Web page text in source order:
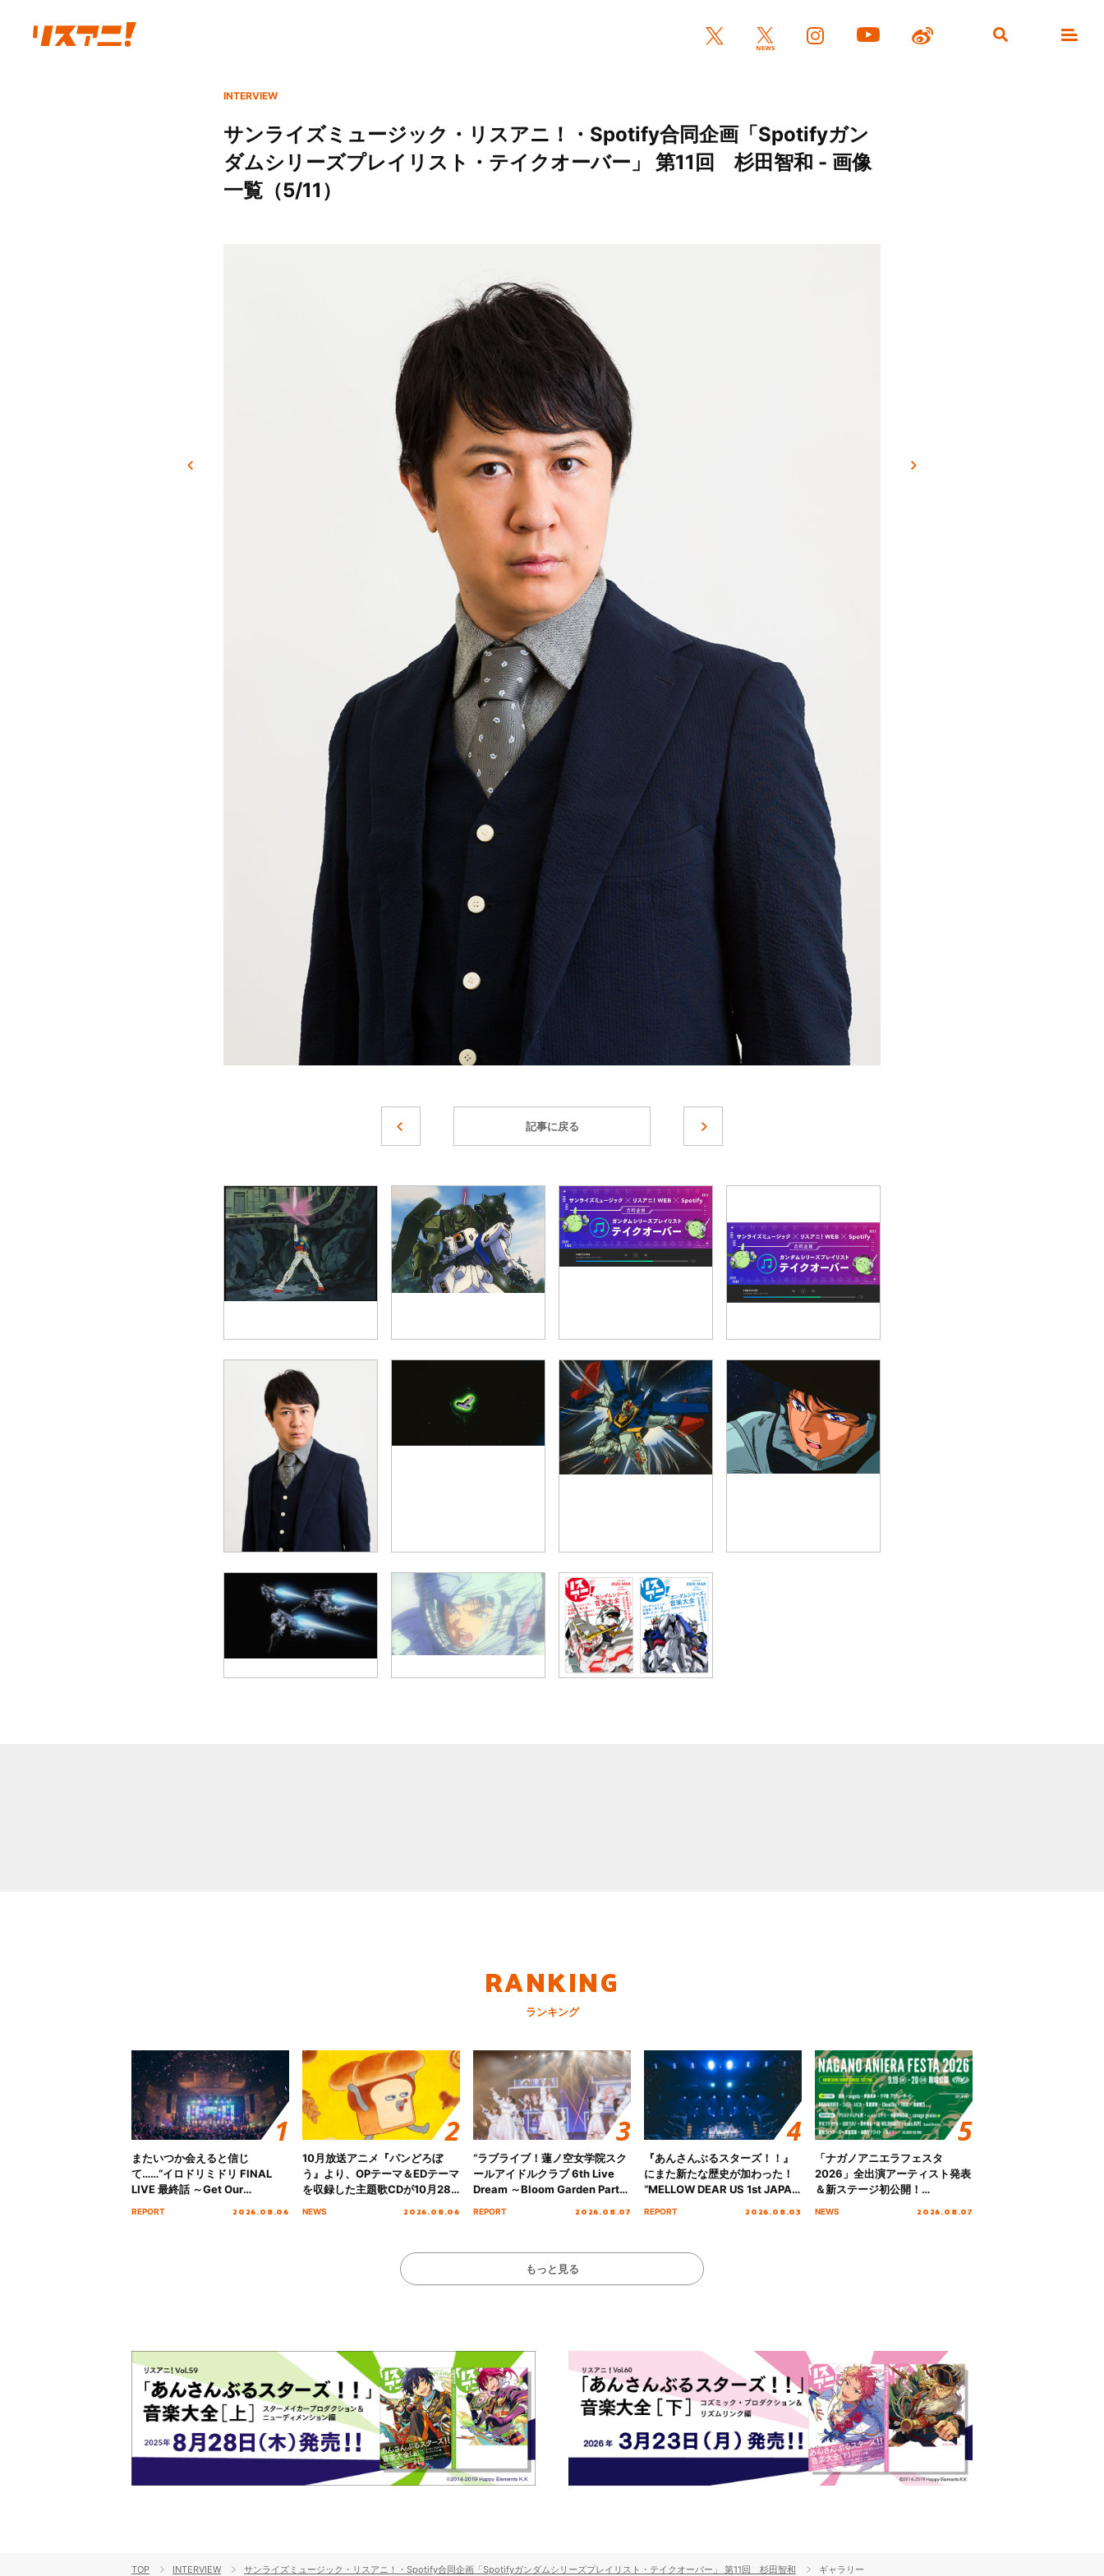
INTERVIEW
サンライズミュージック・リスアニ！・Spotify合同企画「Spotifyガン
ダムシリーズプレイリスト・テイクオーバー」 第11回 杉田智和 - 画像
一覧（5/11）
記事に戻る
RANKING
ランキング
またいつか会えると信じ
て……“イロドリミドリ FINAL
LIVE 最終話 ～Get Our
REPORT 2026.08.06
10月放送アニメ『パンどろぼ
う』より、OPテーマ＆EDテーマ
を収録した主題歌CDが10月28
NEWS 2026.08.06
“ラブライブ！蓮ノ空女学院スク
ールアイドルクラブ 6th Live
Dream ～Bloom Garden Party
REPORT 2026.08.07
『あんさんぶるスターズ！！』
にまた新たな歴史が加わった！
“MELLOW DEAR US 1st JAPAN
!!」Dear 横浜BUNTAI”をレポー
REPORT 2026.08.03
「ナガノアニエラフェスタ
2026」全出演アーティスト発表
＆新ステージ初公開！
初となる第3ステージの全貌が明
NEWS 2026.08.07
もっと見る
TOP INTERVIEW サンライズミュージック・リスアニ！・Spotify合同企画「Spotifyガンダムシリーズプレイリスト・テイクオーバー」 第11回 杉田智和 ギャラリー